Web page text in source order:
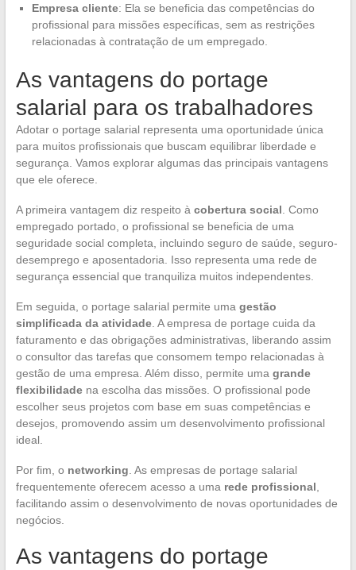
Empresa cliente: Ela se beneficia das competências do
profissional para missões específicas, sem as restrições
relacionadas à contratação de um empregado.
As vantagens do portage
salarial para os trabalhadores
Adotar o portage salarial representa uma oportunidade única
para muitos profissionais que buscam equilibrar liberdade e
segurança. Vamos explorar algumas das principais vantagens
que ele oferece.
A primeira vantagem diz respeito à cobertura social . Como
empregado portado, o profissional se beneficia de uma
seguridade social completa, incluindo seguro de saúde, seguro-
desemprego e aposentadoria. Isso representa uma rede de
segurança essencial que tranquiliza muitos independentes.
Em seguida, o portage salarial permite uma gestão
simplificada da atividade. A empresa de portage cuida da
faturamento e das obrigações administrativas, liberando assim
o consultor das tarefas que consomem tempo relacionadas à
gestão de uma empresa. Além disso, permite uma grande
flexibilidadena escolha das missões. O profissional pode
escolher seus projetos com base em suas competências e
desejos, promovendo assim um desenvolvimento profissional
ideal.
Por fim, o networking . As empresas de portage salarial
frequentemente oferecem acesso a uma rede profissional
facilitando assim o desenvolvimento de novas oportunidades de
negócios.
As vantagens do portage